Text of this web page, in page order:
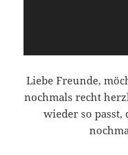
Liebe Freunde,
nochmals recht
wieder so passt,